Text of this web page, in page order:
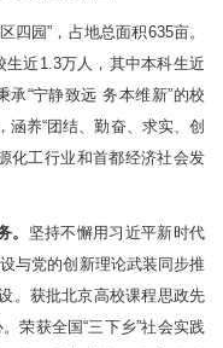
四园”，占地总面积635亩。
近1.3万人，其中本科生近
“宁静致远 务本维新”的校
涵养“团结、勤奋、求实、创
化工行业和首都经济社会发
。 坚持不懈用习近平新时代
与党的创新理论武装同步推
。获批北京高校课程思政先
荣获全国“三下乡”社会实践